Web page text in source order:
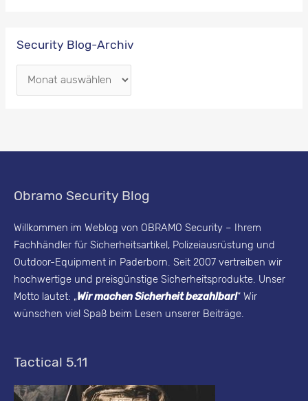
Security Blog-Archiv
e
t
y
B
l
c
Obramo Security Blog
Willkommen im Weblog von OBRAMO Security – Ihrem
Fachhändler für Sicherheitsartikel, Polizeiausrüstung und
Outdoor-Equipment in Paderborn. Seit 2007 vertreiben wir
hochwertige und preisgünstige Sicherheitsprodukte. Unser
Motto lautet: „Wir machen Sicherheit bezahlbar!“ Wir
wünschen viel Spaß beim Lesen unserer Beiträge.
Tactical 5.11